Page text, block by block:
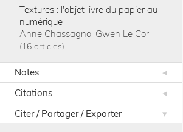
Textures : l'objet livre du papier au
numérique
Anne Chassagnol Gwen Le Cor
16 articles
Notes
Citations
Citer / Partager / Exporter